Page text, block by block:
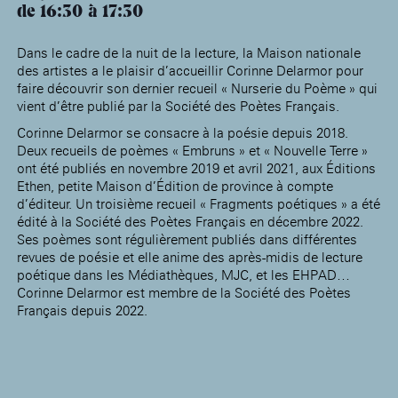
de 16:30
17:30
Dans le cadre de la nuit de la lecture, la Maison nationale
des artistes a le plaisir d’accueillir Corinne Delarmor pour
faire découvrir son dernier recueil « Nurserie du Poème » qui
vient d’être publié par la Société des Poètes Français.
Corinne Delarmor se consacre à la poésie depuis 2018.
Deux recueils de poèmes « Embruns » et « Nouvelle Terre »
ont été publiés en novembre 2019 et avril 2021, aux Éditions
Ethen, petite Maison d’Édition de province à compte
d’éditeur. Un troisième recueil « Fragments poétiques » a été
édité à la Société des Poètes Français en décembre 2022.
Ses poèmes sont régulièrement publiés dans différentes
revues de poésie et elle anime des après-midis de lecture
poétique dans les Médiathèques, MJC, et les EHPAD…
Corinne Delarmor est membre de la Société des Poètes
Français depuis 2022.